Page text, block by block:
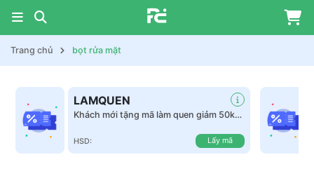
Trang chủ bọt rửa mặt
LAMQUEN
Khách mới tặng mã làm quen giảm 50k
HSD: Lấy mã